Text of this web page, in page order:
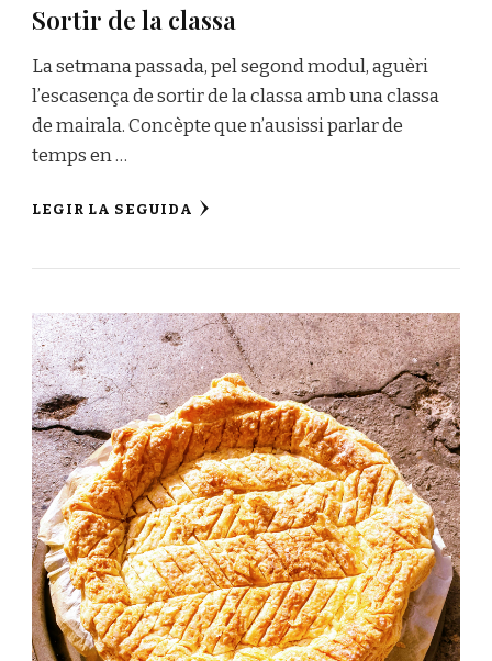
Sortir de la classa
La setmana passada, pel segond modul, aguèri
l’escasença de sortir de la classa amb una classa
de mairala. Concèpte que n’ausissi parlar de
temps en …
LEGIR LA SEGUIDA